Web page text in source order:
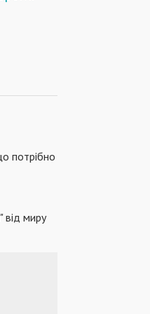
потрібно
від миру